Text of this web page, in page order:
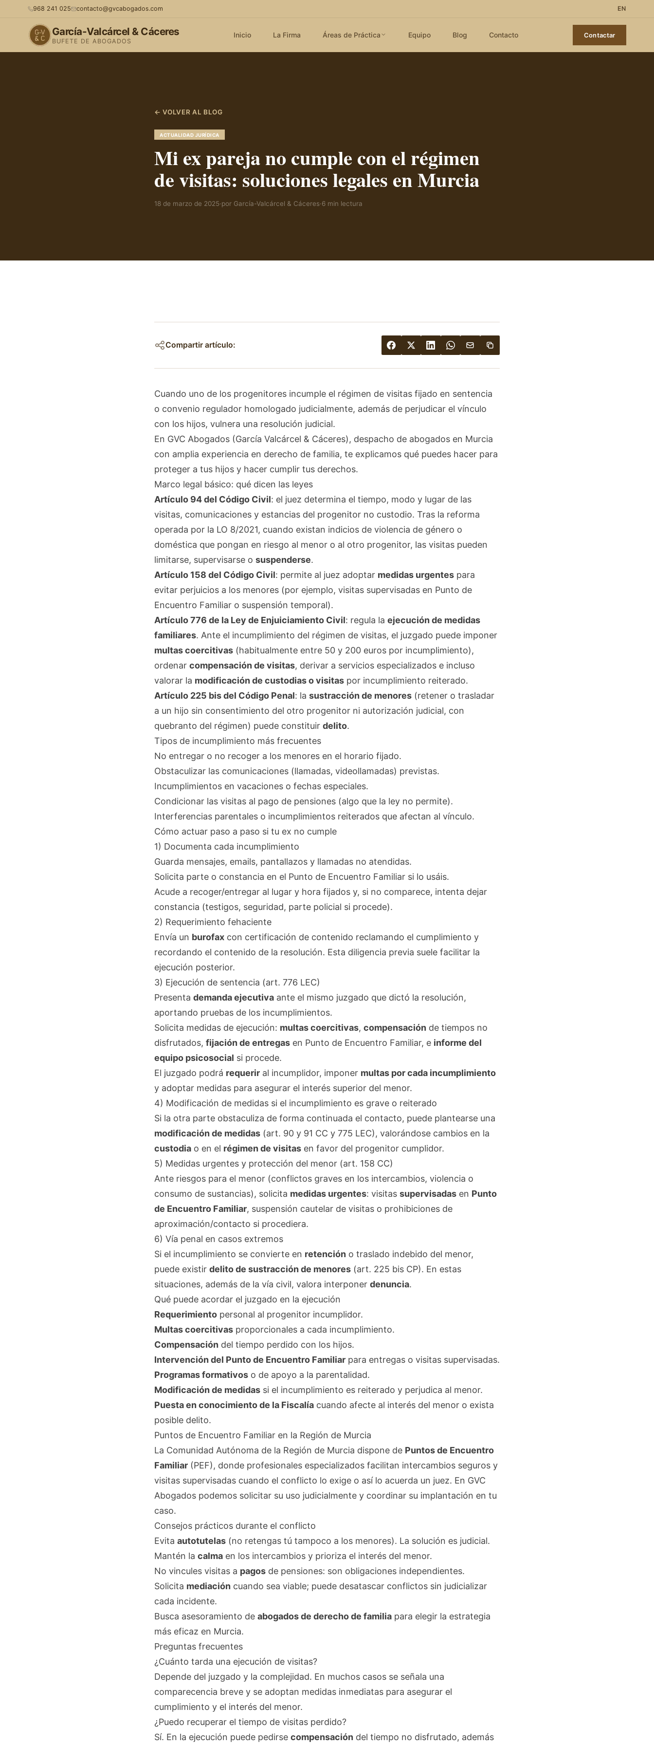
968 241 025 contacto@gvcabogados.com EN
García-Valcárcel & Cáceres
BUFETE DE ABOGADOS
Inicio La Firma Áreas de Práctica Equipo Blog Contacto Contactar
← VOLVER AL BLOG
ACTUALIDAD JURÍDICA
Mi ex pareja no cumple con el régimen
de visitas: soluciones legales en Murcia
18 de marzo de 2025·por García-Valcárcel & Cáceres·6 min lectura
Compartir artículo:
Cuando uno de los progenitores incumple el régimen de visitas fijado en sentencia
o convenio regulador homologado judicialmente, además de perjudicar el vínculo
con los hijos, vulnera una resolución judicial.
En GVC Abogados (García Valcárcel & Cáceres), despacho de abogados en Murcia
con amplia experiencia en derecho de familia, te explicamos qué puedes hacer para
proteger a tus hijos y hacer cumplir tus derechos.
Marco legal básico: qué dicen las leyes
Artículo 94 del Código Civil: el juez determina el tiempo, modo y lugar de las
visitas, comunicaciones y estancias del progenitor no custodio. Tras la reforma
operada por la LO 8/2021, cuando existan indicios de violencia de género o
doméstica que pongan en riesgo al menor o al otro progenitor, las visitas pueden
limitarse, supervisarse o suspenderse.
Artículo 158 del Código Civil: permite al juez adoptar medidas urgentes para
evitar perjuicios a los menores (por ejemplo, visitas supervisadas en Punto de
Encuentro Familiar o suspensión temporal).
Artículo 776 de la Ley de Enjuiciamiento Civil: regula la ejecución de medidas
familiares. Ante el incumplimiento del régimen de visitas, el juzgado puede imponer
multas coercitivas (habitualmente entre 50 y 200 euros por incumplimiento),
ordenar compensación de visitas, derivar a servicios especializados e incluso
valorar la modificación de custodias o visitas por incumplimiento reiterado.
Artículo 225 bis del Código Penal: la sustracción de menores (retener o trasladar
a un hijo sin consentimiento del otro progenitor ni autorización judicial, con
quebranto del régimen) puede constituir delito.
Tipos de incumplimiento más frecuentes
No entregar o no recoger a los menores en el horario fijado.
Obstaculizar las comunicaciones (llamadas, videollamadas) previstas.
Incumplimientos en vacaciones o fechas especiales.
Condicionar las visitas al pago de pensiones (algo que la ley no permite).
Interferencias parentales o incumplimientos reiterados que afectan al vínculo.
Cómo actuar paso a paso si tu ex no cumple
1) Documenta cada incumplimiento
Guarda mensajes, emails, pantallazos y llamadas no atendidas.
Solicita parte o constancia en el Punto de Encuentro Familiar si lo usáis.
Acude a recoger/entregar al lugar y hora fijados y, si no comparece, intenta dejar
constancia (testigos, seguridad, parte policial si procede).
2) Requerimiento fehaciente
Envía un burofax con certificación de contenido reclamando el cumplimiento y
recordando el contenido de la resolución. Esta diligencia previa suele facilitar la
ejecución posterior.
3) Ejecución de sentencia (art. 776 LEC)
Presenta demanda ejecutiva ante el mismo juzgado que dictó la resolución,
aportando pruebas de los incumplimientos.
Solicita medidas de ejecución: multas coercitivas, compensación de tiempos no
disfrutados, fijación de entregas en Punto de Encuentro Familiar, e informe del
equipo psicosocial si procede.
El juzgado podrá requerir al incumplidor, imponer multas por cada incumplimiento
y adoptar medidas para asegurar el interés superior del menor.
4) Modificación de medidas si el incumplimiento es grave o reiterado
Si la otra parte obstaculiza de forma continuada el contacto, puede plantearse una
modificación de medidas (art. 90 y 91 CC y 775 LEC), valorándose cambios en la
custodia o en el régimen de visitas en favor del progenitor cumplidor.
5) Medidas urgentes y protección del menor (art. 158 CC)
Ante riesgos para el menor (conflictos graves en los intercambios, violencia o
consumo de sustancias), solicita medidas urgentes: visitas supervisadas en Punto
de Encuentro Familiar, suspensión cautelar de visitas o prohibiciones de
aproximación/contacto si procediera.
6) Vía penal en casos extremos
Si el incumplimiento se convierte en retención o traslado indebido del menor,
puede existir delito de sustracción de menores (art. 225 bis CP). En estas
situaciones, además de la vía civil, valora interponer denuncia.
Qué puede acordar el juzgado en la ejecución
Requerimiento personal al progenitor incumplidor.
Multas coercitivas proporcionales a cada incumplimiento.
Compensación del tiempo perdido con los hijos.
Intervención del Punto de Encuentro Familiar para entregas o visitas supervisadas.
Programas formativos o de apoyo a la parentalidad.
Modificación de medidas si el incumplimiento es reiterado y perjudica al menor.
Puesta en conocimiento de la Fiscalía cuando afecte al interés del menor o exista
posible delito.
Puntos de Encuentro Familiar en la Región de Murcia
La Comunidad Autónoma de la Región de Murcia dispone de Puntos de Encuentro
Familiar (PEF), donde profesionales especializados facilitan intercambios seguros y
visitas supervisadas cuando el conflicto lo exige o así lo acuerda un juez. En GVC
Abogados podemos solicitar su uso judicialmente y coordinar su implantación en tu
caso.
Consejos prácticos durante el conflicto
Evita autotutelas (no retengas tú tampoco a los menores). La solución es judicial.
Mantén la calma en los intercambios y prioriza el interés del menor.
No vincules visitas a pagos de pensiones: son obligaciones independientes.
Solicita mediación cuando sea viable; puede desatascar conflictos sin judicializar
cada incidente.
Busca asesoramiento de abogados de derecho de familia para elegir la estrategia
más eficaz en Murcia.
Preguntas frecuentes
¿Cuánto tarda una ejecución de visitas?
Depende del juzgado y la complejidad. En muchos casos se señala una
comparecencia breve y se adoptan medidas inmediatas para asegurar el
cumplimiento y el interés del menor.
¿Puedo recuperar el tiempo de visitas perdido?
Sí. En la ejecución puede pedirse compensación del tiempo no disfrutado, además